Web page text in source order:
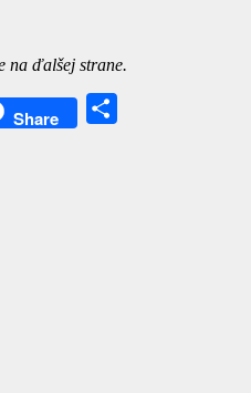
na ďalšej strane.
Share